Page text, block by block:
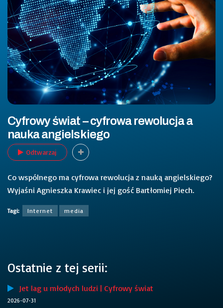
Cyfrowy świat – cyfrowa rewolucja a
nauka angielskiego
Odtwarzaj
Co wspólnego ma cyfrowa rewolucja z nauką angielskiego?
Wyjaśni Agnieszka Krawiec i jej gość Bartłomiej Piech.
Tagi: Internet media
Ostatnie z tej serii:
Jet lag u młodych ludzi | Cyfrowy świat
2026-07-31